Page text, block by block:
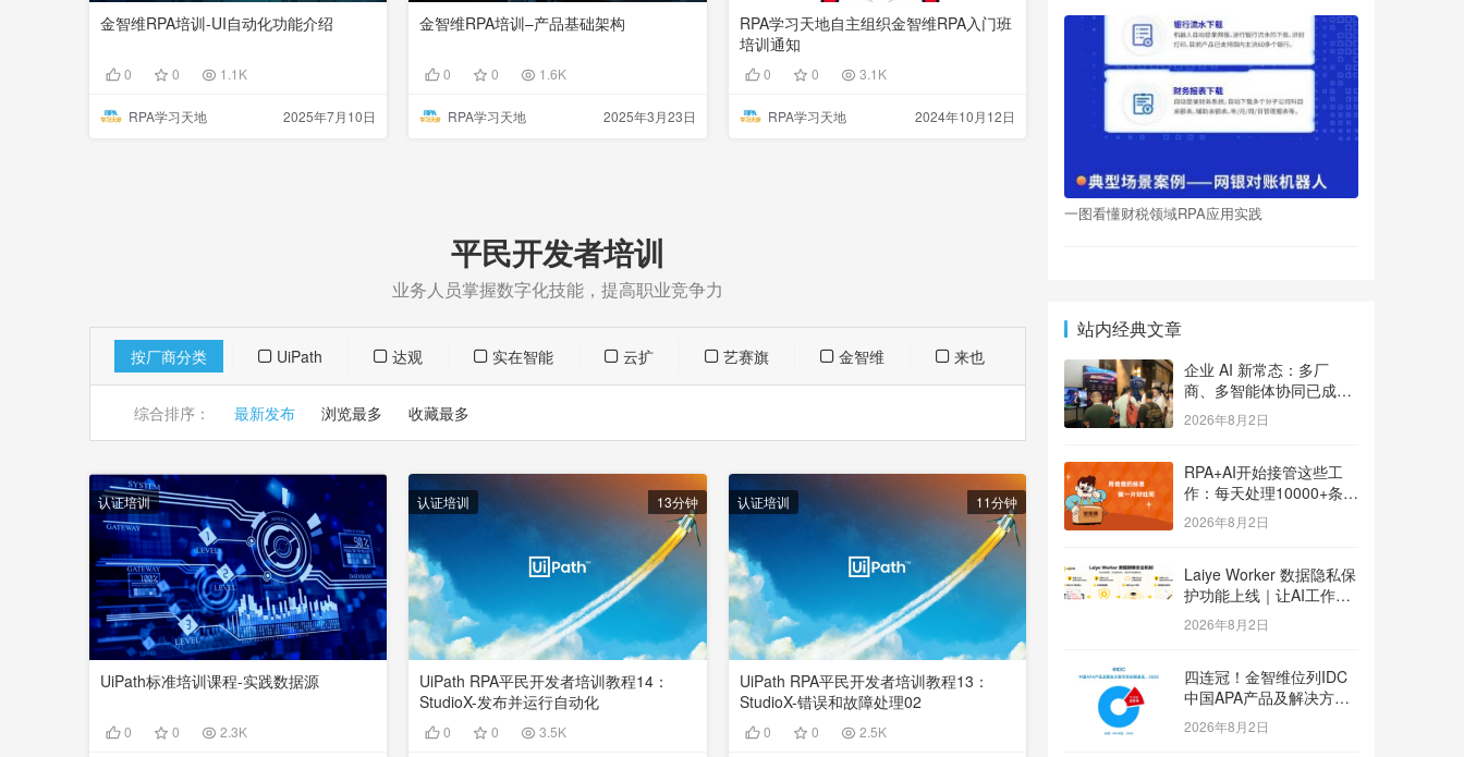
金智维RPA培训-UI自动化功能介绍
0 0 1.1K
RPA学习天地 2025年7月10日
金智维RPA培训–产品基础架构
0 0 1.6K
RPA学习天地 2025年3月23日
RPA学习天地自主组织金智维RPA入门班
培训通知
0 0 3.1K
RPA学习天地 2024年10月12日
平民开发者培训
业务人员掌握数字化技能，提高职业竞争力
按厂商分类 UiPath 达观 实在智能 云扩 艺赛旗 金智维 来也
综合排序： 最新发布 浏览最多 收藏最多
认证培训
UiPath标准培训课程-实践数据源
0 0 2.3K
认证培训 13分钟
UiPath RPA平民开发者培训教程14：
StudioX-发布并运行自动化
0 0 3.5K
认证培训 11分钟
UiPath RPA平民开发者培训教程13：
StudioX-错误和故障处理02
0 0 2.5K
一图看懂财税领域RPA应用实践
站内经典文章
企业 AI 新常态：多厂
商、多智能体协同已成大
势
2026年8月2日
RPA+AI开始接管这些工
作：每天处理10000+条用
户反馈，把差评变成订单
2026年8月2日
Laiye Worker 数据隐私保
护功能上线｜让AI工作流
兼顾效率与数据安全
2026年8月2日
四连冠！金智维位列IDC
中国APA产品及解决方案
市场份额第一
2026年8月2日